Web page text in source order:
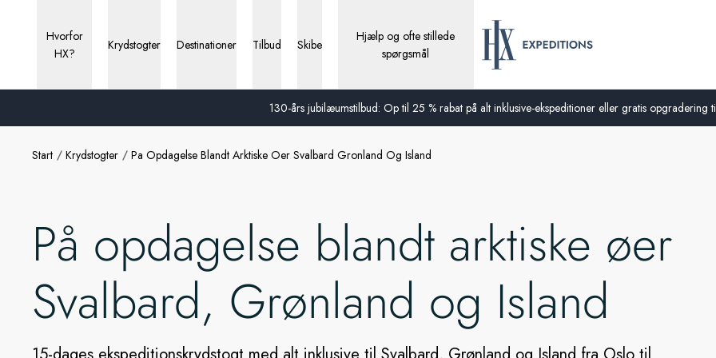
130-års jubilæumstilbud: Op til 25 % rabat på alt inklusive-ekspeditioner eller gratis opgradering
Hvorfor
HX?
Krydstogter Destinationer Tilbud Skibe
Hjælp og ofte stillede
spørgsmål
Start Krydstogter Pa Opdagelse Blandt Arktiske Oer Svalbard Gronland Og Island
På opdagelse blandt arktiske øer
Svalbard, Grønland og Island